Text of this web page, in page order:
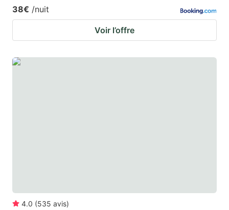
38€ /nuit
Voir l’offre
4.0 (535 avis)